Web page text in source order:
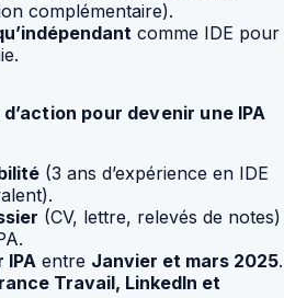
complémentaire).
comme IDE pour
pour devenir une IPA
(3 ans d’expérience en IDE
(CV, lettre, relevés de notes)
IPA entre Janvier et mars 2025.
Travail, LinkedIn et